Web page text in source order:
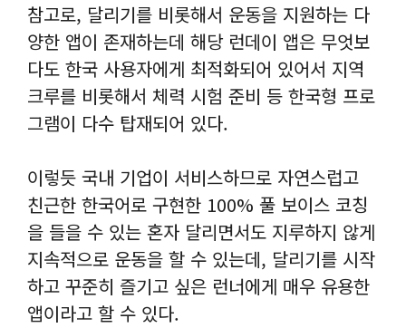
참고로, 달리기를 비롯해서 운동을 지원하는 다
양한 앱이 존재하는데 해당 런데이 앱은 무엇보
다도 한국 사용자에게 최적화되어 있어서 지역
크루를 비롯해서 체력 시험 준비 등 한국형 프로
그램이 다수 탑재되어 있다.
이렇듯 국내 기업이 서비스하므로 자연스럽고
친근한 한국어로 구현한 100% 풀 보이스 코칭
을 들을 수 있는 혼자 달리면서도 지루하지 않게
지속적으로 운동을 할 수 있는데, 달리기를 시작
하고 꾸준히 즐기고 싶은 런너에게 매우 유용한
앱이라고 할 수 있다.